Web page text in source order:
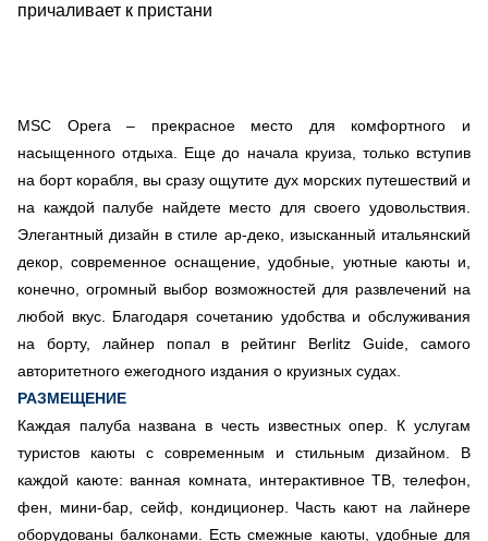
MSC Opera – прекрасное место для комфортного и
насыщенного отдыха. Еще до начала круиза, только вступив
на борт корабля, вы сразу ощутите дух морских путешествий и
на каждой палубе найдете место для своего удовольствия.
Элегантный дизайн в стиле ар-деко, изысканный итальянский
декор, современное оснащение, удобные, уютные каюты и,
конечно, огромный выбор возможностей для развлечений на
любой вкус. Благодаря сочетанию удобства и обслуживания
на борту, лайнер попал в рейтинг Berlitz Guide, самого
авторитетного ежегодного издания о круизных судах.
РАЗМЕЩЕНИЕ
Каждая палуба названа в честь известных опер. К услугам
туристов каюты с современным и стильным дизайном. В
каждой каюте: ванная комната, интерактивное ТВ, телефон,
фен, мини-бар, сейф, кондиционер. Часть кают на лайнере
оборудованы балконами. Есть смежные каюты, удобные для
причаливает к пристани